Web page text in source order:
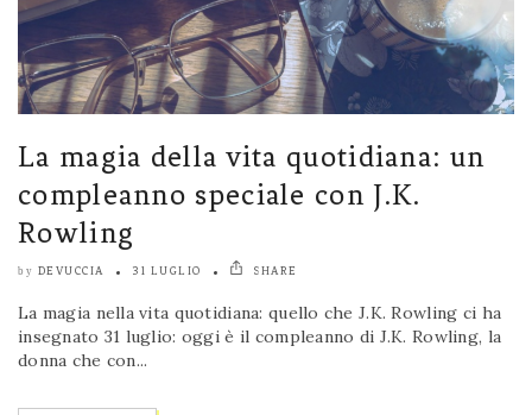
La magia della vita quotidiana: un
compleanno speciale con J.K.
Rowling
by DEVUCCIA 31 LUGLIO SHARE
La magia nella vita quotidiana: quello che J.K. Rowling ci ha
insegnato 31 luglio: oggi è il compleanno di J.K. Rowling, la
donna che con...